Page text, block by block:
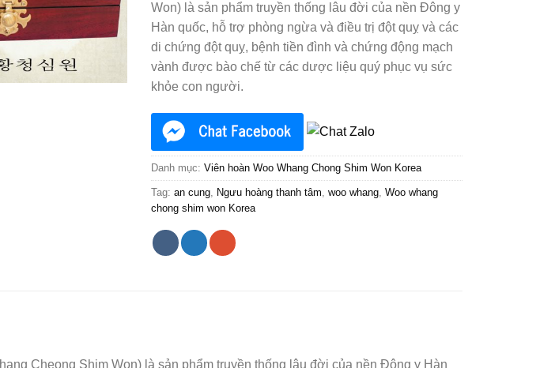
Won) là sản phẩm truyền thống lâu đời của nền Đông y
Hàn quốc, hỗ trợ phòng ngừa và điều trị đột quỵ và các
di chứng đột quỵ, bệnh tiền đình và chứng động mạch
vành được bào chế từ các dược liệu quý phục vụ sức
khỏe con người.
Danh mục:Viên hoàn Woo Whang Chong Shim Won Korea
Tag:an cung Ngưu hoàng thanh tâm ,woo whang ,Woo whang
chong shim won Korea
Cheong Shim Won) là sản phẩm truyền thống lâu đời của nền Đông y Hàn